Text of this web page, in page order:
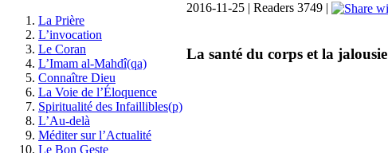
La Prière
L’invocation
Le Coran
L’Imam al-Mahdî(qa)
Connaître Dieu
La Voie de l’Éloquence
Spiritualité des Infaillibles(p)
L’Au-delà
Méditer sur l’Actualité
Le Bon Geste
2016-11-25 | Readers 3749 |
La santé du corps et la jalousie